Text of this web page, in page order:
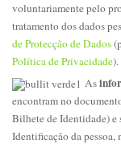
voluntariamente pelo
tratamento dos dados
de Protecção de Dados
Política de Privacidade).
As
encontram no
Bilhete de Identidade) e
Identificação da pessoa,